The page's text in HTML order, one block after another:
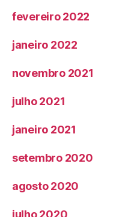
fevereiro 2022
janeiro 2022
novembro 2021
julho 2021
janeiro 2021
setembro 2020
agosto 2020
julho 2020